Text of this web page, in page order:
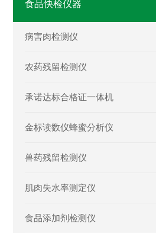
食品快检仪器
病害肉检测仪
农药残留检测仪
承诺达标合格证一体机
金标读数仪蜂蜜分析仪
兽药残留检测仪
肌肉失水率测定仪
食品添加剂检测仪